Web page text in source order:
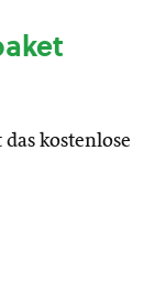
kostenlose